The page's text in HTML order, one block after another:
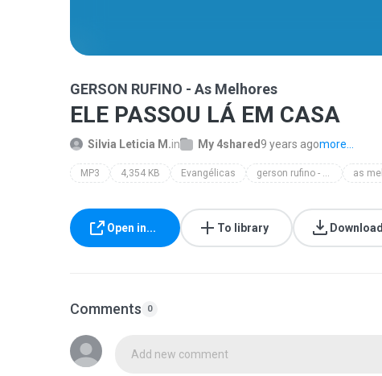
GERSON RUFINO - As Melhores
ELE PASSOU LÁ EM CASA
Silvia Leticia M.in My 4shared 9 years agomore...
MP3 4,354 KB Evangélicas gerson rufino - as melhores
Open in... To library Download
Comments 0
Add new comment